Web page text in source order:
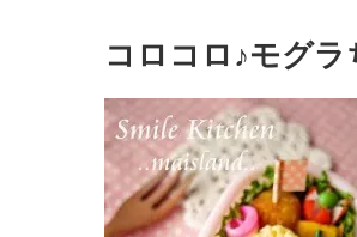
コロコロ♪モグ